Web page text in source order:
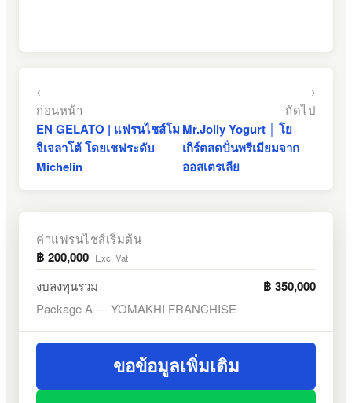
←
ก่อนหน้า
EN GELATO | แฟรนไชส์โม
จิเจลาโต้ โดยเชฟระดับ
Michelin
→
ถัดไป
Mr.Jolly Yogurt │ โย
เกิร์ตสดปั่นพรีเมียมจาก
ออสเตรเลีย
ค่าแฟรนไชส์เริ่มต้น
฿ 200,000 Exc. Vat
งบลงทุนรวม ฿ 350,000
Package A — YOMAKHI FRANCHISE
ขอข้อมูลเพิ่มเติม